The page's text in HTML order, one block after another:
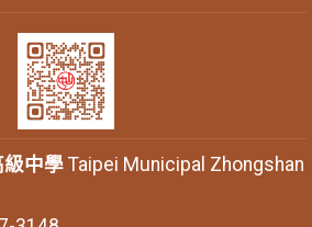
中學Taipei Municipal Zhongshan